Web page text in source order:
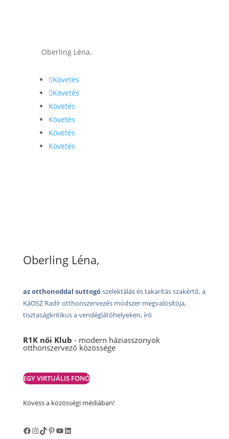
Oberling Léna,
Követés
Követés
Követés
Követés
Követés
Követés
Oberling Léna,
az otthonoddal suttogószelektálás és takarítás szakértő, a
KáOSZ Radír otthonszervezés módszer megvalósítója,
tisztaságkritikus a vendéglátóhelyeken, író
R1K női Klub - modern háziasszonyok
otthonszervező közössége
EGY VIRTUÁLIS FONÓ
Kövess a közösségi médiában!
Facebook
Instagram
TikTok
Pinterest
YouTube
LinkedIn